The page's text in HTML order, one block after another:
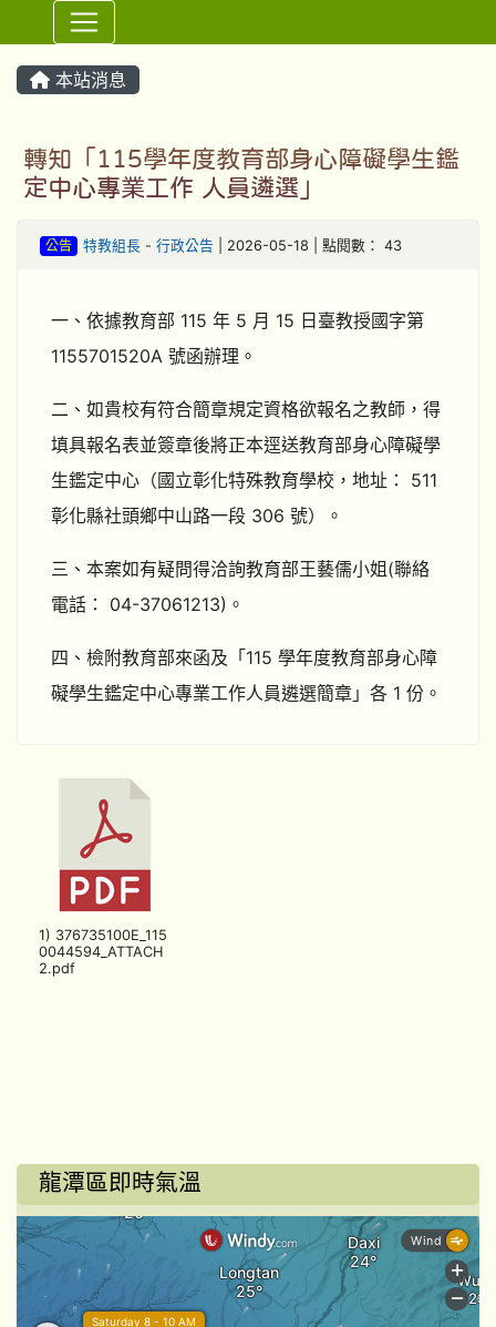
⏸
本站消息
轉知「115學年度教育部身心障礙學生鑑
定中心專業工作 人員遴選」
公告 特教組長- 行政公告 | 2026-05-18 | 點閱數： 43
一、依據教育部 115 年 5 月 15 日臺教授國字第
1155701520A 號函辦理。
二、如貴校有符合簡章規定資格欲報名之教師，得
填具報名表並簽章後將正本逕送教育部身心障礙學
生鑑定中心（國立彰化特殊教育學校，地址： 511
彰化縣社頭鄉中山路一段 306 號）。
三、本案如有疑問得洽詢教育部王藝儒小姐(聯絡
電話： 04-37061213)。
四、檢附教育部來函及「115 學年度教育部身心障
礙學生鑑定中心專業工作人員遴選簡章」各 1 份。
1) 376735100E_115
0044594_ATTACH
2.pdf
龍潭區即時氣溫